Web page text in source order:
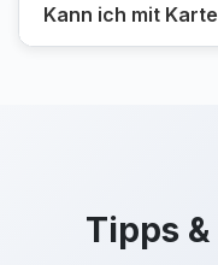
Kann ich mit
Tipps